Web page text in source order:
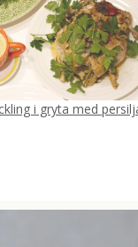
i gryta med